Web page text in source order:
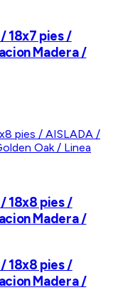
18x7 pies /
Madera /
18x8 pies /
Madera /
18x8 pies /
Madera /